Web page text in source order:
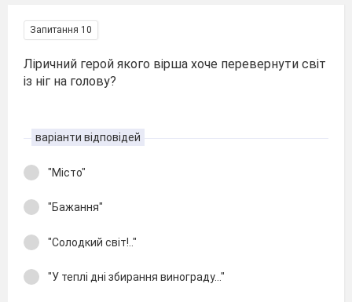
Запитання 10
Ліричний герой якого вірша хоче перевернути світ
із ніг на голову?
варіанти відповідей
"Місто"
"Бажання"
"Солодкий світ!.."
"У теплі дні збирання винограду..."